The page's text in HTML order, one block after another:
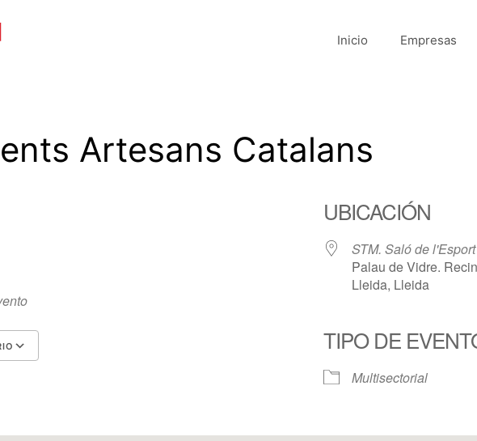
Inicio Empresas
Artesans Catalans
UBICACIÓN
STM. Saló de
Palau de Vidre.
Lleida, Lleida
TIPO DE
Multisectorial